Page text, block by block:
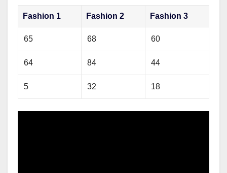
Fashion 1 Fashion 2 Fashion 3
65 68 60
64 84 44
5 32 18